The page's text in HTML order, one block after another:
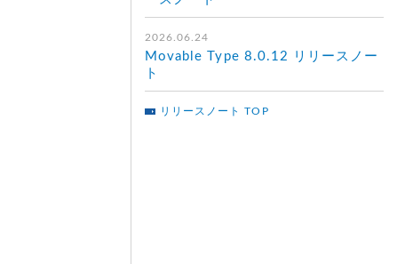
2026.06.24
Movable Type 8.0.12 リリースノー
ト
リリースノート TOP